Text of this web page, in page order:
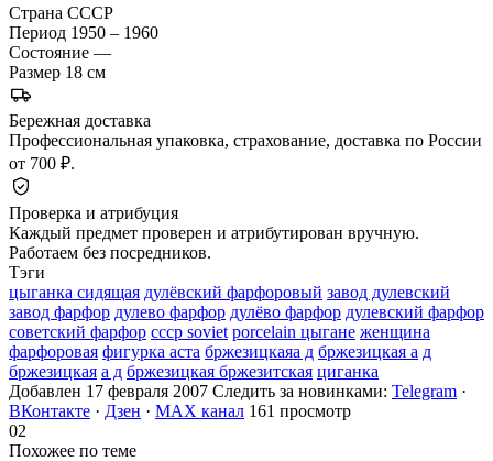
Страна СССР
Период 1950 – 1960
Состояние —
Размер 18 см
Бережная доставка
Профессиональная упаковка, страхование, доставка по России
от 700 ₽.
Проверка и атрибуция
Каждый предмет проверен и атрибутирован вручную.
Работаем без посредников.
Тэги
цыганка сидящая дулёвский фарфоровый завод дулевский
завод фарфор дулево фарфор дулёво фарфор дулевский фарфор
советский фарфор ссср soviet porcelain цыгане женщина
фарфоровая фигурка аста бржезицкаяа д бржезицкая а д
бржезицкая а д бржезицкая бржезитская циганка
Добавлен 17 февраля 2007 Следить за новинками: Telegram ·
ВКонтакте · Дзен · MAX канал 161 просмотр
02
Похожее по теме